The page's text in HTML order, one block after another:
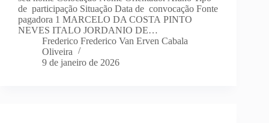
de participação Situação Data de convocação Fonte
pagadora 1 MARCELO DA COSTA PINTO
NEVES ITALO JORDANIO DE…
Frederico Frederico Van Erven Cabala
Oliveira
9 de janeiro de 2026